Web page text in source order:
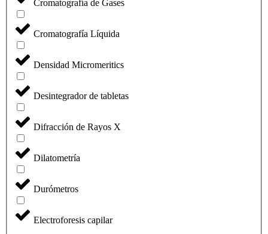
Cromatografía de Gases
Cromatografía Líquida
Densidad Micromeritics
Desintegrador de tabletas
Difracción de Rayos X
Dilatometría
Durómetros
Electroforesis capilar